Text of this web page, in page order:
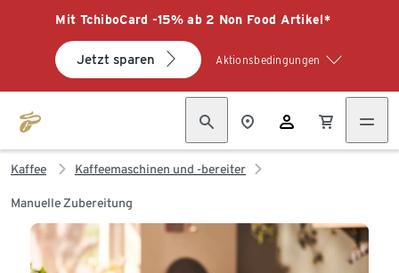
Mit TchiboCard -15% ab 2 Non Food Artikel*
Jetzt sparen Aktionsbedingungen
Kaffee Kaffeemaschinen und -bereiter
Manuelle Zubereitung